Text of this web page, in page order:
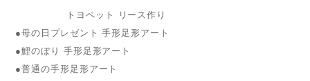
トヨペット リース作り
●母の日プレゼント 手形足形アート
●鯉のぼり 手形足形アート
●普通の手形足形アート